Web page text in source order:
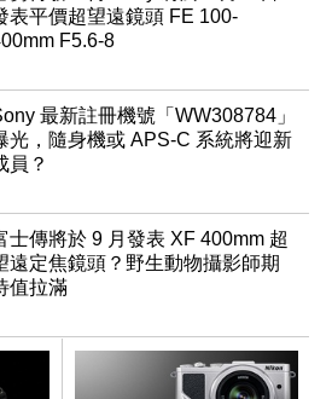
表平價超望遠鏡頭 FE 100-
F5.6-8
最新註冊機號「WW308784」
光，隨身機或 APS-C 系統將迎新
員？
士傳將於 9 月發表 XF 400mm 超
遠定焦鏡頭？野生動物攝影師期
值拉滿